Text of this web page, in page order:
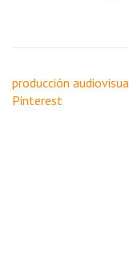
Navigation
de
producción
Pinterest